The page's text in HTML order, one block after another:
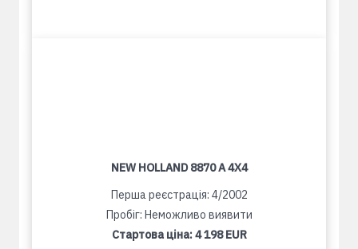
NEW HOLLAND 8870 A 4X4
Перша реєстрація: 4/2002
Пробіг: Неможливо виявити
Стартова ціна:4 198 EUR